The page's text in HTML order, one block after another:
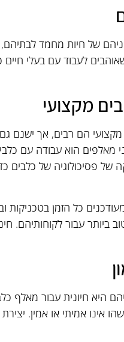
של חיות מחמד לבתיהם,
לעבוד עם בעלי
מקצועי
הם רבים, אך ישנם
מאלפים הוא עבודה עם
של פסיכולוגיה של כלבים
כל הזמן בטכניקות
עבור לקוחותיהם.
היא חיונית עבור מאלף
אינו אמיתי או אמין.